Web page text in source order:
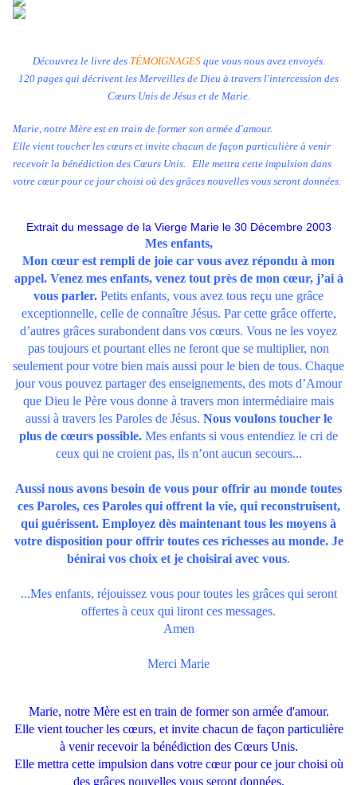
Découvrez le livre des TÉMOIGNAGESque vous nous avez envoyés.
120 pages qui décrivent les Merveilles de Dieu à travers l'intercession des
Cœurs Unis de Jésus et de Marie.
Marie, notre Mère est en train de former son armée d'amour.
Elle vient toucher les cœurs et invite chacun de façon particulière à venir
recevoir la bénédiction des Cœurs Unis. Elle mettra cette impulsion dans
votre cœur pour ce jour choisi où des grâces nouvelles vous seront données.
Extrait du message de la Vierge Marie le 30 Décembre 2003
Mes enfants,
Mon cœur est rempli de joie car vous avez répondu à mon
appel. Venez mes enfants, venez tout près de mon cœur, j’ai à
vous parler. Petits enfants, vous avez tous reçu une grâce
exceptionnelle, celle de connaître Jésus. Par cette grâce offerte,
d’autres grâces surabondent dans vos cœurs. Vous ne les voyez
pas toujours et pourtant elles ne feront que se multiplier, non
seulement pour votre bien mais aussi pour le bien de tous. Chaque
jour vous pouvez partager des enseignements, des mots d’Amour
que Dieu le Père vous donne à travers mon intermédiaire mais
aussi à travers les Paroles de Jésus. Nous voulons toucher le
plus de cœurs possible. Mes enfants si vous entendiez le cri de
ceux qui ne croient pas, ils n’ont aucun secours...
Aussi nous avons besoin de vous pour offrir au monde toutes
ces Paroles, ces Paroles qui offrent la vie, qui reconstruisent,
qui guérissent. Employez dès maintenant tous les moyens à
votre disposition pour offrir toutes ces richesses au monde. Je
bénirai vos choix et je choisirai avec vous.
...Mes enfants, réjouissez vous pour toutes les grâces qui seront
offertes à ceux qui liront ces messages.
Amen
Merci Marie
Marie, notre Mère est en train de former son armée d'amour.
Elle vient toucher les cœurs, et invite chacun de façon particulière
à venir recevoir la bénédiction des Cœurs Unis.
Elle mettra cette impulsion dans votre cœur pour ce jour choisi où
des grâces nouvelles vous seront données.